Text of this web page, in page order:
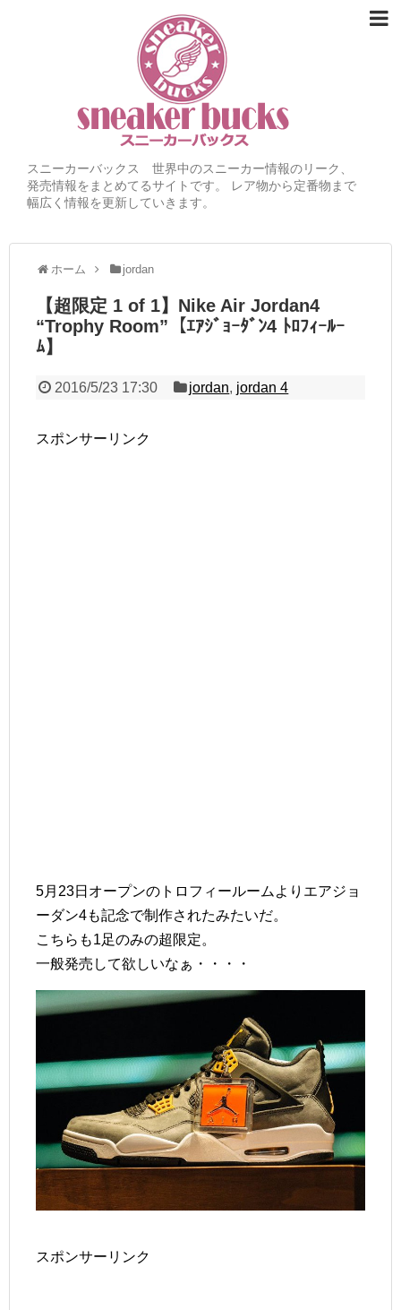
スニーカーバックス 世界中のスニーカー情報のリーク、
発売情報をまとめてるサイトです。 レア物から定番物まで
幅広く情報を更新していきます。
ホーム jordan
【超限定 1 of 1】Nike Air Jordan4
“Trophy Room”【ｴｱｼﾞｮｰﾀﾞﾝ4 ﾄﾛﾌｨｰﾙｰ
ﾑ】
2016/5/23 17:30 jordan, jordan 4
スポンサーリンク
5月23日オープンのトロフィールームよりエアジョ
ーダン4も記念で制作されたみたいだ。
こちらも1足のみの超限定。
一般発売して欲しいなぁ・・・・
スポンサーリンク